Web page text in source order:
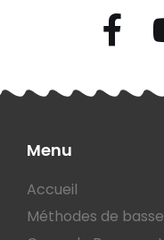
Menu
Accueil
Méthodes de basse